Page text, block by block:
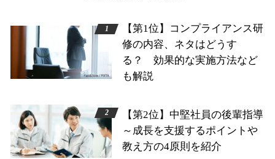
【第1位】コンプライアンス研
修の内容、ネタはどうす
る？ 効果的な実施方法など
も解説
【第2位】中堅社員の後輩指導
～成長を支援するポイントや
教え方の4原則を紹介